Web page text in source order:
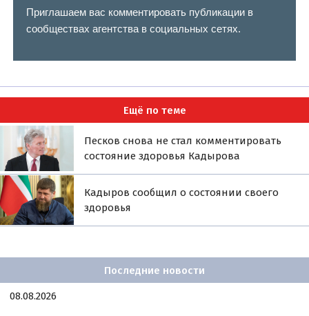
Приглашаем вас комментировать публикации в
сообществах агентства в социальных сетях.
Ещё по теме
Песков снова не стал комментировать
состояние здоровья Кадырова
Кадыров сообщил о состоянии своего
здоровья
Последние новости
08.08.2026